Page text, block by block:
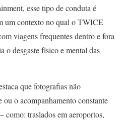
esse tipo de conduta é
um contexto no qual o TWICE
viagens frequentes dentro e fora
o desgaste físico e mental das
que fotografias não
ou o acompanhamento constante
traslados em aeroportos,